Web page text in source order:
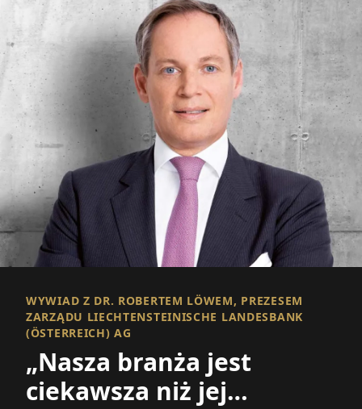
WYWIAD Z DR. ROBERTEM LÖWEM, PREZESEM
ZARZĄDU LIECHTENSTEINISCHE LANDESBANK
(ÖSTERREICH) AG
„Nasza branża jest
ciekawsza niż jej